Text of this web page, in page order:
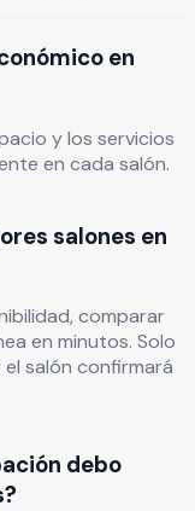
en
y los servicios
en cada salón.
salones en
comparar
en minutos. Solo
salón confirmará
debo